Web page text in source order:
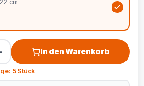
cm
In den Warenkorb
5 Stück